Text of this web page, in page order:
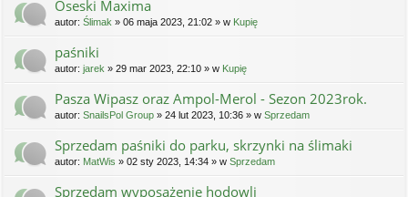
Oseski Maxima
autor: Ślimak » 06 maja 2023, 21:02 » w Kupię
paśniki
autor: jarek » 29 mar 2023, 22:10 » w Kupię
Pasza Wipasz oraz Ampol-Merol - Sezon 2023rok.
autor: SnailsPol Group » 24 lut 2023, 10:36 » w Sprzedam
Sprzedam paśniki do parku, skrzynki na ślimaki
autor: MatWis » 02 sty 2023, 14:34 » w Sprzedam
Sprzedam wyposażenie hodowli